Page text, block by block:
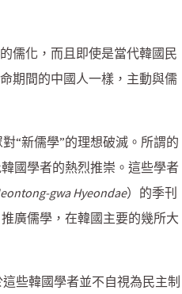
儒化，而且即使是當代韓國民
期間的中國人一樣，主動與儒
“新儒學”的理想破滅。所謂的
國學者的熱烈推崇。這些學者
gwa Hyeondae）的季刊
廣儒學，在韓國主要的幾所大
些韓國學者並不自視為民主制